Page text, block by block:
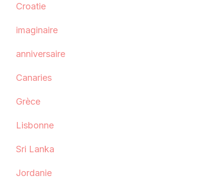
Croatie
imaginaire
anniversaire
Canaries
Grèce
Lisbonne
Sri Lanka
Jordanie